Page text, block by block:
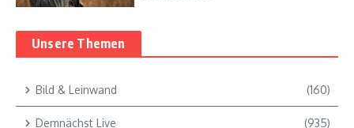
Unsere Themen
Bild & Leinwand (160)
Demnächst Live (935)